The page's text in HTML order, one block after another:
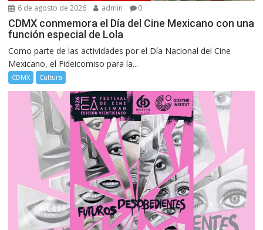
6 de agosto de 2026 admin 0
CDMX conmemora el Día del Cine Mexicano con una
función especial de Lola
Como parte de las actividades por el Día Nacional del Cine
Mexicano, el Fideicomiso para la...
CDMX Cultura